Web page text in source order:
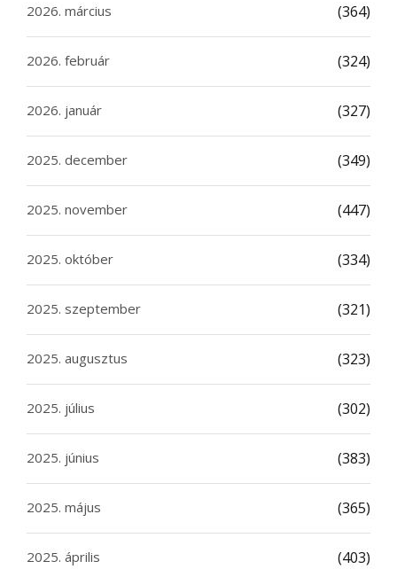
2026. március (364)
2026. február (324)
2026. január (327)
2025. december (349)
2025. november (447)
2025. október (334)
2025. szeptember (321)
2025. augusztus (323)
2025. július (302)
2025. június (383)
2025. május (365)
2025. április (403)